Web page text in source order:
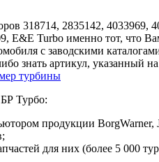
318714, 2835142, 4033969,
Turbo именно тот, что
с заводскими
знать артикул, указанный
турбины
Турбо:
продукции
для них (более 5 000